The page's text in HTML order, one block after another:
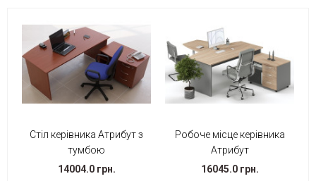
Стіл керівника Атрибут з
тумбою
14004.0 грн.
Робоче місце керівника
Атрибут
16045.0 грн.